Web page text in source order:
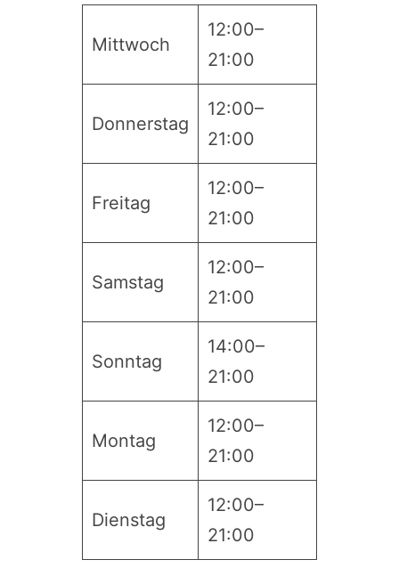
Mittwoch
12:00–
21:00
Donnerstag
12:00–
21:00
Freitag
12:00–
21:00
Samstag
12:00–
21:00
Sonntag
14:00–
21:00
Montag
12:00–
21:00
Dienstag
12:00–
21:00